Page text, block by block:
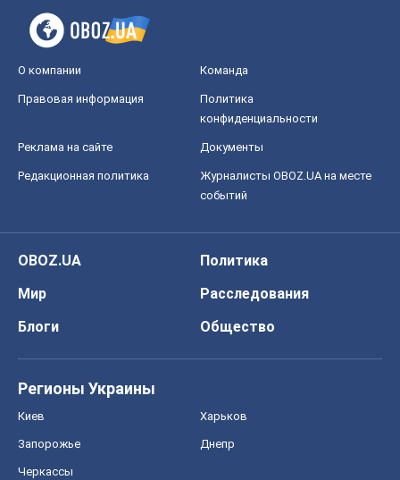
О компании Команда
Правовая информация
Политика
конфиденциальности
Реклама на сайте Документы
Редакционная политика
Журналисты OBOZ.UA на месте
событий
OBOZ.UA
Политика
Мир
Расследования
Блоги
Общество
Регионы Украины
Киев Харьков
Запорожье Днепр
Черкассы